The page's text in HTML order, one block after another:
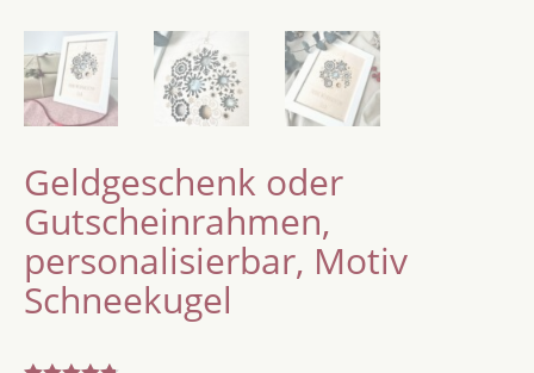
Geldgeschenk oder
Gutscheinrahmen,
personalisierbar, Motiv
Schneekugel